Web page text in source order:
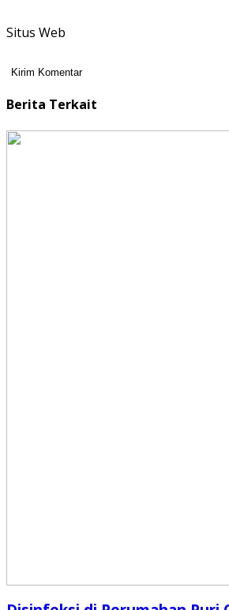
Situs Web
Berita Terkait